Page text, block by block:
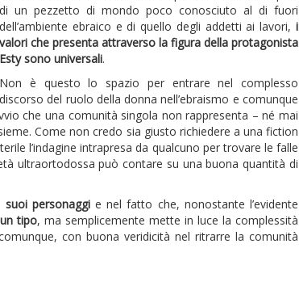
di un pezzetto di mondo poco conosciuto al di fuori
dell’ambiente ebraico e di quello degli addetti ai lavori, i
valori che presenta attraverso la figura della protagonista
Esty sono universali.
Non è questo lo spazio per entrare nel complesso
discorso del ruolo della donna nell’ebraismo e comunque
che una comunità singola non rappresenta – né mai
Come non credo sia giusto richiedere a una fiction
l’indagine intrapresa da qualcuno per trovare le falle
ultraortodossa può contare su una buona quantità di
suoi personaggie nel fatto che, nonostante l’evidente
tipo, ma semplicemente mette in luce la complessità
con buona veridicità nel ritrarre la comunità